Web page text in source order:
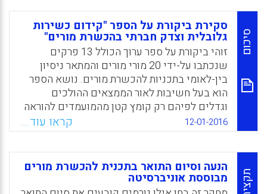
המתאימים להכשרתם.
WhatsApp
Facebook
Email
X סיכום
סקירת ביקורת על הספר "קידום כשירות
גלובלית וצדק חברתי בהכשרת מורים"
זוהי ביקורת על ספר ערוך הכולל 13 פרקים
שנכתבו על-ידי 20 מורי מורים והמתאר ניסיון
בין-לאומי בתכניות להכשרת מורים. נושא הספר
הוא בעל חשיבות לאור הממצאים ההולכים
וגדלים לפיהם רק קומץ קטן מהמועמדים להוראה
מקבלים פרספקטיבה בין-לאומית ביחס לנושאי
הלימוד או לאסטרטגיות ההוראה שלהם ומכאן
שרוב המורים פחות מוכנים כיום לחנך את
תלמידיהם, החיים בסביבה משתנה מבחינה
גלובלית (Elizabeth Demulder, Stacia M.
Stribling & Laura Dallman).
12-01-2016 קראו עוד...
תקציר
הנעה וסיום התואר בתכנית להכשרת מורים
מבוססת אוניברסיטה